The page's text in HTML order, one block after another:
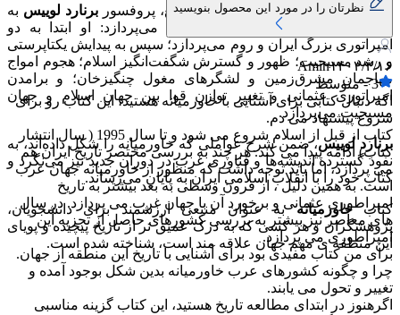
در این کتاب فوق‌العاده خواندنی و جامع، پروفسور برنارد لوییس به
بررسی تحولات پی در پی خاورمیانه می‌پردازد: او ابتدا به دو
امپراتوری بزرگ ایران و روم می‌پردازد؛ سپس به پیدایش یکتاپرستی
و رشد مسیحیت؛ ظهور و گسترش شگفت‌انگیز اسلام؛ هجوم امواج
مهاجمان مشرق‌زمین و لشگرهای مغول چنگیزخان؛ و برامدن
امپراتوری عثمانی و تغییر توازن قوا بین جهان اسلام و جهان
مسیحیت می‌پردازد.
برنارد لوییس، ضمن شرح عواملی که خاورمیانه را شکل داده‌اند، به
نفوذ گسترده اندیشه‌ها و فناوری غرب در دوران جدید نیز می‌نگرد و
کتاب خود را با انقلاب اسلامی ایران به پایان می‌رساند.
کتابخاورمیانهبه عنوان منبعی ارزشمند برای دانشجویان،
پژوهشگران و هر کسی که به درک عمیق تر از تاریخ پیچیده و پویای
این منطقه ی مهم جهان علاقه مند است، شناخته شده است.
نظرتان را در مورد این محصول بنویسید
Amin۱۴۰۳/۲/۱۶
3
-متوسط
اگه دنبال کتابی برای آشنایی با خاورمیانه هستید، این کتاب رو برای
شروع پیشنهاد می دم.
کتاب از قبل از اسلام شروع می شود و تا سال 1995 ( سال انتشار
کتاب) ادامه پیدا می کند. هر چند به بررسی مختصر تاریخ ایران هم
می پردازد، اما باید توجه داشت که منظور از خاورمیانه جهان عرب
است. به همین دلیل ، از قرون وسطی به بعد بیشتر به تاریخ
امپراطوری عثمانی و برخورد آن با جهان غرب می پردازد. در سال
های معاصر نیز بیشتر به بررسی کشورهای حاصل از تجزیه این
امپراطوری می پردازد.
برای من کتاب مفیدی بود برای آشنایی با تاریخ این منطقه از جهان.
چرا و چگونه کشورهای عرب خاورمیانه بدین شکل بوجود آمده و
تغییر و تحول می یابند.
اگرهنوز در ابتدای مطالعه تاریخ هستید، این کتاب گزینه مناسبی